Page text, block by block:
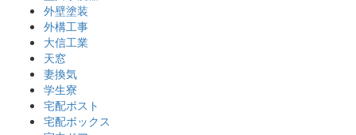
外壁塗装
外構工事
大信工業
天窓
妻換気
学生寮
宅配ポスト
宅配ボックス